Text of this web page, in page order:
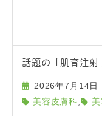
話題の「肌育注射
2026年7月14日
美容皮膚科
美